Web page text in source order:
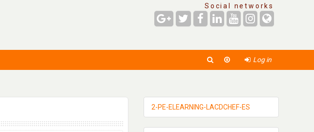
Social networks
Log in
2-PE-ELEARNING-LACDCHEF-ES